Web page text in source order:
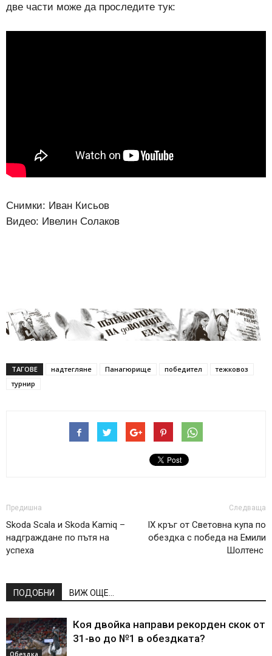
две части може да проследите тук:
Снимки: Иван Кисьов
Видео: Ивелин Солаков
ТАГОВЕ надтегляне Панагюрище победител
тежковоз
турнир
Предишна
Skoda Scala и Skoda Kamiq –
надграждане по пътя на
успеха
Следваща
IX кръг от Световна купа по
обездка с победа на Емили
Шолтенс
ПОДОБНИ ВИЖ ОЩЕ...
Обездка
Коя двойка направи рекорден скок от
31-во до №1 в обездката?